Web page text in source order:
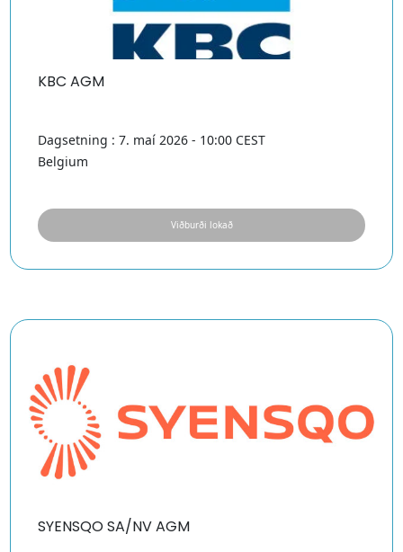
KBC AGM
Dagsetning : 7. maí 2026 - 10:00 CEST
Belgium
Viðburði lokað
SYENSQO SA/NV AGM